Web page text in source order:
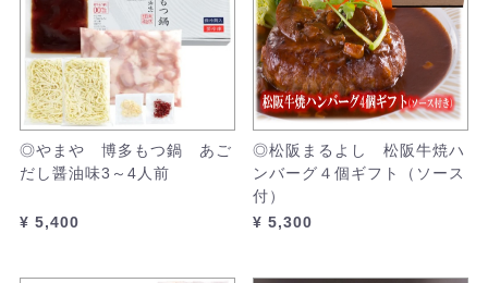
◎やまや 博多もつ鍋 あご
だし醤油味3～4人前
¥ 5,400
◎松阪まるよし 松阪牛焼ハ
ンバーグ４個ギフト（ソース
付）
¥ 5,300